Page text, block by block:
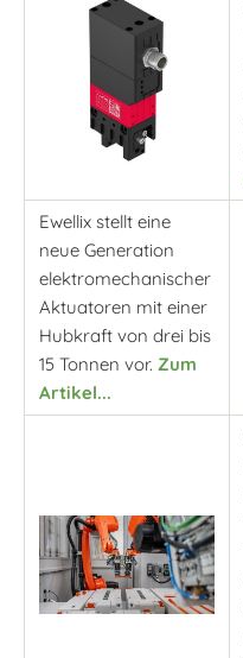
Ewellix stellt eine
neue Generation
elektromechanischer
Aktuatoren mit einer
Hubkraft von drei bis
15 Tonnen vor. Zum
Artikel...